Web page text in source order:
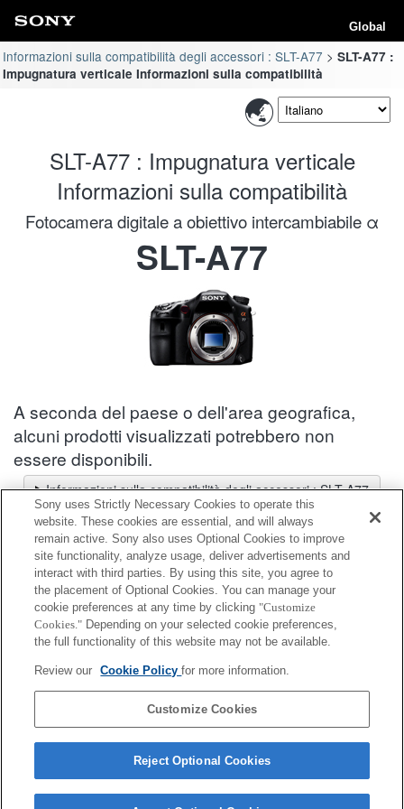
Global
Informazioni sulla compatibilità degli accessori : SLT-A77
SLT-A77 :
Impugnatura verticale Informazioni sulla compatibilità
SLT-A77 : Impugnatura verticale
Informazioni sulla compatibilità
Fotocamera digitale a obiettivo intercambiabile α
SLT-A77
A seconda del paese o dell'area geografica,
alcuni prodotti visualizzati potrebbero non
essere disponibili.
Informazioni sulla compatibilità degli accessori : SLT-A77
Selettore obiettivi
Seleziona un obiettivo consigliato per le foto che desideri scattare
Impugnatura verticale
Completamente compatibile
VG-C77AM
Sony uses Strictly Necessary Cookies to operate this
website. These cookies are essential, and will always
remain active. Sony also uses Optional Cookies to improve
site functionality, analyze usage, deliver advertisements and
interact with third parties. By using this site, you agree to
the placement of Optional Cookies. You can manage your
cookie preferences at any time by clicking "Customize
Cookies." Depending on your selected cookie preferences,
the full functionality of this website may not be available.
Review our Cookie Policyfor more information.
Customize Cookies
Reject Optional Cookies